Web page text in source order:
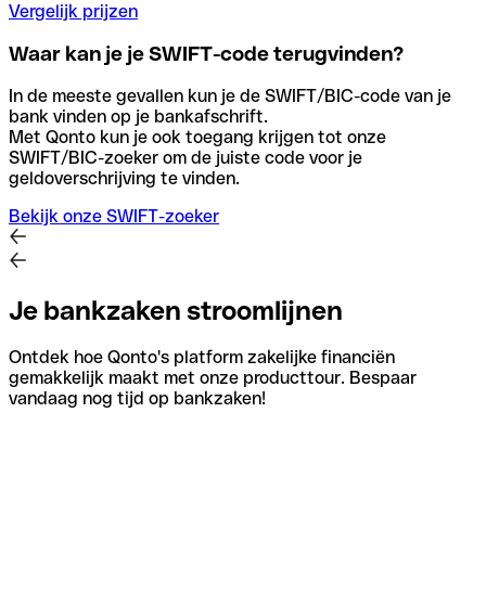
Vergelijk prijzen
Waar kan je je SWIFT-code terugvinden?
In de meeste gevallen kun je de SWIFT/BIC-code van je
bank vinden op je bankafschrift.
Met Qonto kun je ook toegang krijgen tot onze
SWIFT/BIC-zoeker om de juiste code voor je
geldoverschrijving te vinden.
Bekijk onze SWIFT-zoeker
Je bankzaken stroomlijnen
Ontdek hoe Qonto's platform zakelijke financiën
gemakkelijk maakt met onze producttour. Bespaar
vandaag nog tijd op bankzaken!